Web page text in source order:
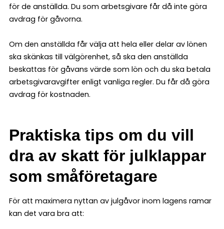
för de anställda. Du som arbetsgivare får då inte göra
avdrag för gåvorna.
Om den anställda får välja att hela eller delar av lönen
ska skänkas till välgörenhet, så ska den anställda
beskattas för gåvans värde som lön och du ska betala
arbetsgivaravgifter enligt vanliga regler. Du får då göra
avdrag för kostnaden.
Praktiska tips om du vill
dra av skatt för julklappar
som småföretagare
För att maximera nyttan av julgåvor inom lagens ramar
kan det vara bra att: